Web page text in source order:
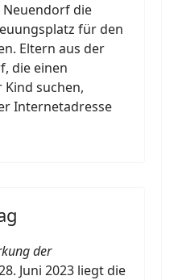
die
für den
Eltern aus der
die einen
suchen,
Internetadresse
der
Juni 2023 liegt die